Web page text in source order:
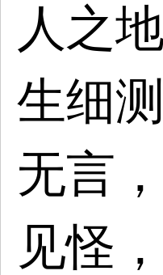
人之
生细
无言
见怪